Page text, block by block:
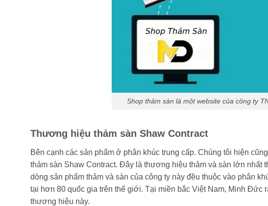
Shop thảm sàn là một website của công ty
Thương hiệu thảm sàn Shaw Contract
Bên cạnh các sản phẩm ở phân khúc trung cấp. Chúng tôi hiện
thảm sàn Shaw Contract. Đây là thương hiệu thảm và sàn lớn nhất
dòng sản phẩm thảm và sàn của công ty này đều thuộc vào phân
tại hơn 80 quốc gia trên thế giới. Tại miền bắc Việt Nam, Minh Đức
thương hiệu này.